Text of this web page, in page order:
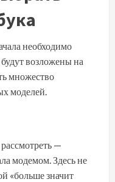
необходимо
возложены на
множество
моделей.
—
модемом. Здесь не
«больше значит